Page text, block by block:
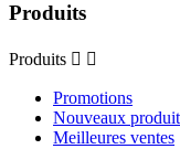
Produits
Produits  
Promotions
Nouveaux
Meilleures ventes